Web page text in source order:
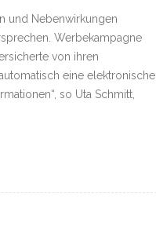
und Nebenwirkungen
Werbekampagne
von ihren
eine elektronische
so Uta Schmitt,